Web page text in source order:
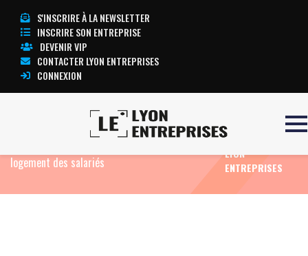
S'INSCRIRE À LA NEWSLETTER
INSCRIRE SON ENTREPRISE
DEVENIR VIP
CONTACTER LYON ENTREPRISES
CONNEXION
France Chimie AURA
logement des salariés
TOUTE
L’ACTUALITÉ
LYON
ENTREPRISES